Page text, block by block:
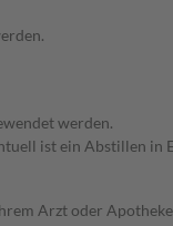
werden.
ist ein Abstillen in
Arzt oder